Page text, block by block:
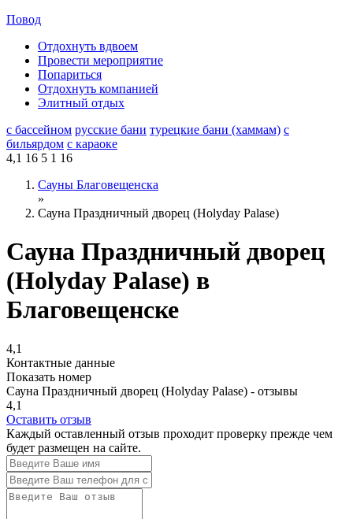
Повод
Отдохнуть вдвоем
Провести мероприятие
Попариться
Отдохнуть компанией
Элитный отдых
с бассейном русские бани турецкие бани (хаммам) с
бильярдом с караоке
4,1 16 5 1 16
Сауны Благовещенска
»
Сауна Праздничный дворец (Holyday Palase)
Сауна Праздничный дворец
(Holyday Palase) в
Благовещенске
4,1
Контактные данные
Показать номер
Сауна Праздничный дворец (Holyday Palase) - отзывы
4,1
Оставить отзыв
Каждый оставленный отзыв проходит проверку прежде чем
будет размещен на сайте.